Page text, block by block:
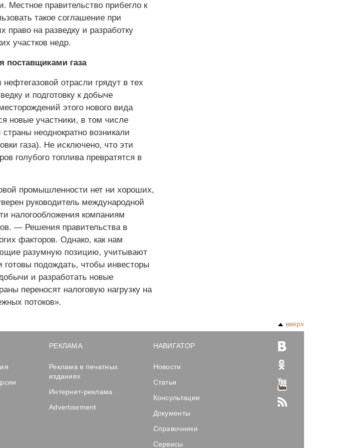
Местное правительство прибегло к
такое соглашение при
на разведку и разработку
участков недр.
поставщиками газа
отрасли грядут в тех
и подготовку к добыче
этого нового вида
новые участники, в том числе
неоднократно возникали
газа). Не исключено, что эти
голубого топлива превратятся в
промышленности нет ни хороших,
руководитель международной
налогообложения компаниям
— Решения правительства в
факторов. Однако, как нам
разумную позицию, учитывают
готовы подождать, чтобы инвесторы
и разработать новые
переносят налоговую нагрузку на
потоков».
вверх
РЕКЛАМА
Реклама в печатных
изданиях
Интернет-реклама
Advertisement
НАВИГАТОР
Новости
Статьи
Консультации
Документы
Справочники
Сервисы